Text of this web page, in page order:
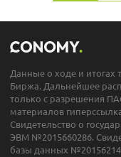
Данные о ходе и итогах
Биржа. Дальнейшее
только с разрешения
материалов
Свидетельство о
ЭВМ №2015660286.
базы данных